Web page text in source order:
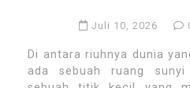
Juli 10, 2026
Di antara riuhnya dunia
ada sebuah ruang